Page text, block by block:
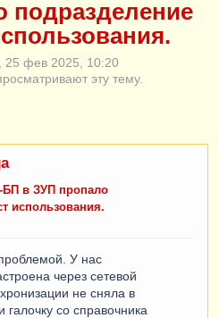
подразделение
25 фев 2025, 10:20
эту тему.
БП в ЗУП пропало
использования.
У нас
через сетевой
не сняла в
галочку со справочника